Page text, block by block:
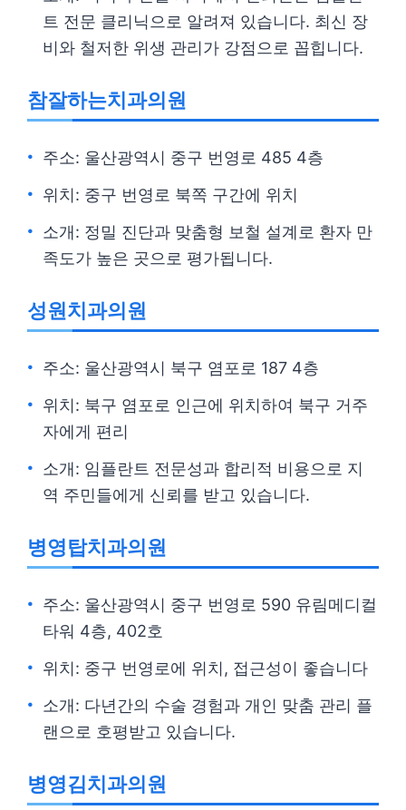
트 전문 클리닉으로 알려져 있습니다. 최신 장
비와 철저한 위생 관리가 강점으로 꼽힙니다.
참잘하는치과의원
주소: 울산광역시 중구 번영로 485 4층
위치: 중구 번영로 북쪽 구간에 위치
소개: 정밀 진단과 맞춤형 보철 설계로 환자 만
족도가 높은 곳으로 평가됩니다.
성원치과의원
주소: 울산광역시 북구 염포로 187 4층
위치: 북구 염포로 인근에 위치하여 북구 거주
자에게 편리
소개: 임플란트 전문성과 합리적 비용으로 지
역 주민들에게 신뢰를 받고 있습니다.
병영탑치과의원
주소: 울산광역시 중구 번영로 590 유림메디컬
타워 4층, 402호
위치: 중구 번영로에 위치, 접근성이 좋습니다
소개: 다년간의 수술 경험과 개인 맞춤 관리 플
랜으로 호평받고 있습니다.
병영김치과의원